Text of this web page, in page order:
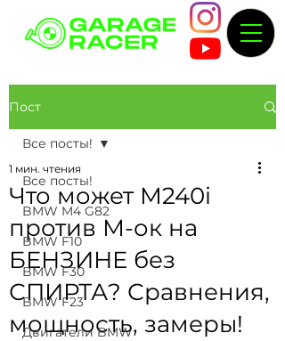
Пост
Все посты!
BMW M4 G82
BMW F10
BMW F30
BMW F23
Двигатели BMW
Все посты!
Что может M240i
против М-ок на
БЕНЗИНЕ без
СПИРТА? Сравнения,
мощность, замеры!
1 мин. чтения